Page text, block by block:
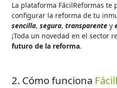
La plataforma FácilReformas te
configurar la reforma de tu
sencilla, segura, transparente y
¡Toda un novedad en el sector
futuro de la reforma.
2. Cómo funciona